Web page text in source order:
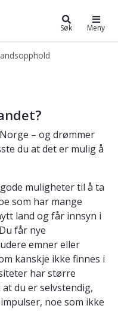
Søk Meny
–
– og drømmer
du at det er mulig å
muligheter til å ta
som har mange
land og får innsyn i
får nye
emner eller
kanskje ikke finnes i
har større
du er selvstendig,
noe som ikke